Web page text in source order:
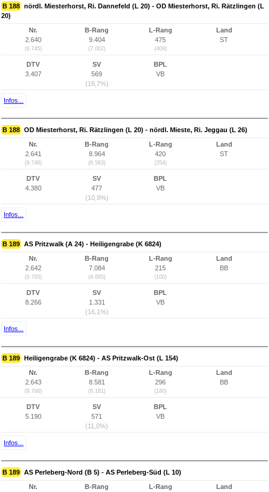
B 188 nördl. Miesterhorst, Ri. Dannefeld (L 20) - OD Miesterhorst, Ri. Rätzlingen (L
20)
Nr.
2.640
(9.745)
B-Rang
9.404
(7.002)
L-Rang
475
(409)
Land
ST
DTV
3.407
SV
569
(16,7%)
BPL
VB
Infos...
B 188 OD Miesterhorst, Ri. Rätzlingen (L 20) - nördl. Mieste, Ri. Jeggau (L 26)
Nr.
2.641
(9.746)
B-Rang
8.964
(6.563)
L-Rang
420
(354)
Land
ST
DTV
4.380
SV
477
(10,9%)
BPL
VB
Infos...
B 189 AS Pritzwalk (A 24) - Heiligengrabe (K 6824)
Nr.
2.642
(9.765)
B-Rang
7.084
(4.695)
L-Rang
215
(100)
Land
BB
DTV
8.266
SV
1.331
(16,1%)
BPL
VB
Infos...
B 189 Heiligengrabe (K 6824) - AS Pritzwalk-Ost (L 154)
Nr.
2.643
(9.766)
B-Rang
8.581
(6.181)
L-Rang
296
(180)
Land
BB
DTV
5.190
SV
571
(11,0%)
BPL
VB
Infos...
B 189 AS Perleberg-Nord (B 5) - AS Perleberg-Süd (L 10)
Nr.
B-Rang
L-Rang
Land